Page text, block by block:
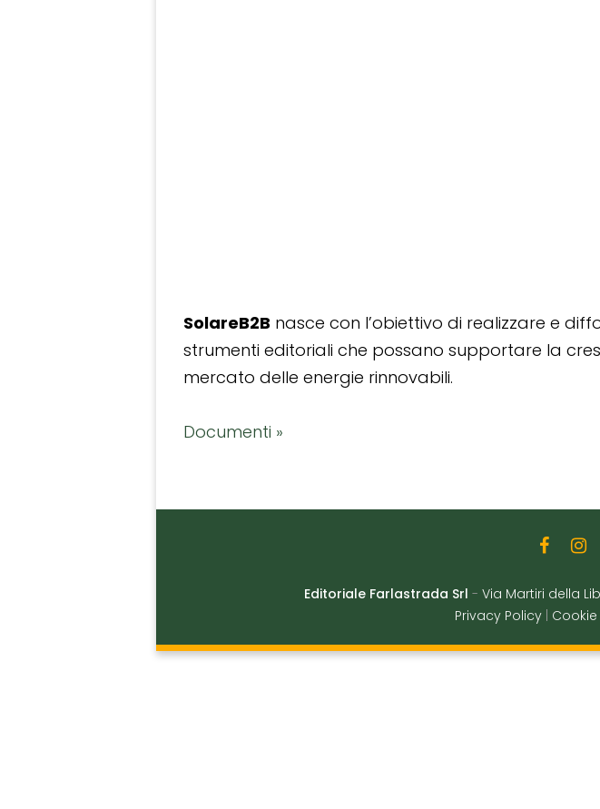
SolareB2B nasce con l’obiettivo di realizzare e
strumenti editoriali che possano supportare la
mercato delle energie rinnovabili.
Documenti »
Editoriale Farlastrada Srl - Via Martiri della
Privacy Policy